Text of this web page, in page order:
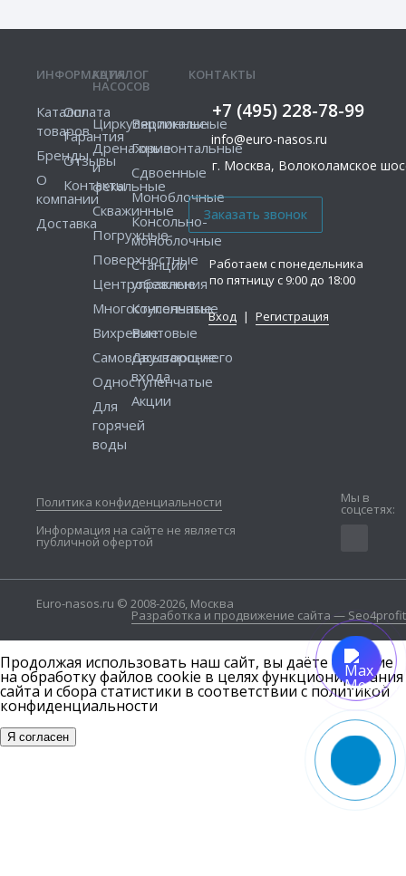
КОНТАКТЫ
+7 (495) 228-78-99
info@euro-nasos.ru
г. Москва, Волоколамское
Работаем с понедельника
по пятницу с 9:00 до 18:00
Вход | Регистрация
ИНФОРМАЦИЯ
Каталог
товаров
Бренды
О
компании
Доставка
Оплата
Гарантия
Отзывы
Контакты
КАТАЛОГ
НАСОСОВ
Циркуляционные
Дренажные
и
фекальные
Скважинные
Погружные
Поверхностные
Центробежные
Многоступенчатые
Вихревые
Самовсасывающие
Одноступенчатые
Для
горячей
воды
Вертикальные
Горизонтальные
Сдвоенные
Моноблочные
Консольно-
моноблочные
Станции
управления
Консольные
Винтовые
Двустороннего
входа
Акции
Политика конфиденциальности
Информация на сайте не является
публичной офертой
Мы в
соцсетях:
Euro-nasos.ru © 2008-2026, Москва
Разработка и продвижение сайта — Seo4profit
Продолжая использовать наш сайт, вы даёте согласие
на обработку файлов cookie в целях функционирования
сайта и сбора статистики в соответствии с политикой
конфиденциальности
Я согласен